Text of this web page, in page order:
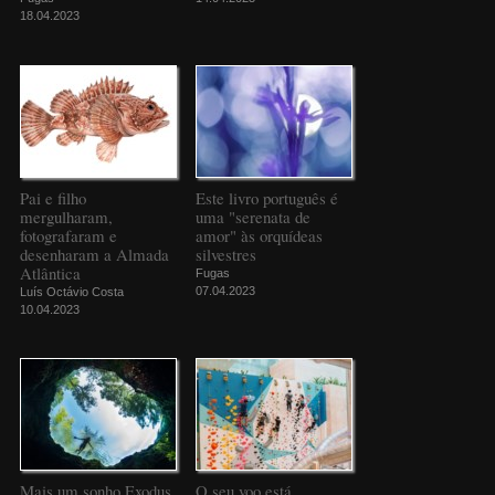
18.04.2023
Pai e filho
mergulharam,
fotografaram e
desenharam a Almada
Atlântica
Luís Octávio Costa
10.04.2023
Este livro português é
uma "serenata de
amor" às orquídeas
silvestres
Fugas
07.04.2023